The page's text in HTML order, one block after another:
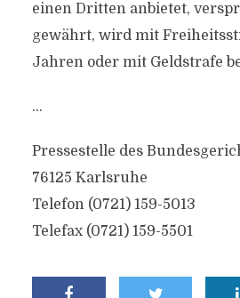
einen Dritten anbietet,
gewährt, wird mit
Jahren oder mit Geldstrafe
…
Pressestelle des
76125 Karlsruhe
Telefon (0721) 159-5013
Telefax (0721) 159-5501